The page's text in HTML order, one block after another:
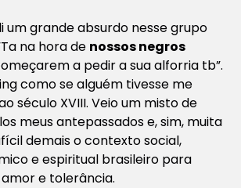
um grande absurdo nesse grupo
Ta na hora de nossos negros
a pedir a sua alforria tb”.
como se alguém tivesse me
século XVIII. Veio um misto de
meus antepassados e, sim, muita
demais o contexto social,
e espiritual brasileiro para
e tolerância.